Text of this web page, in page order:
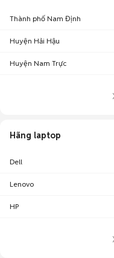
Thành phố Nam Định
Huyện Hải Hậu
Huyện Nam Trực
Hãng laptop
Dell
Lenovo
HP